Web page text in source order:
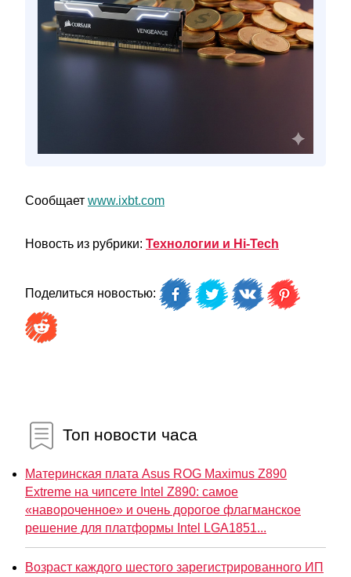
Сообщает www.ixbt.com
Новость из рубрики: Технологии и Hi-Tech
Поделиться новостью:
Топ новости часа
Материнская плата Asus ROG Maximus Z890
Extreme на чипсете Intel Z890: самое
«навороченное» и очень дорогое флагманское
решение для платформы Intel LGA1851...
Возраст каждого шестого зарегистрированного ИП